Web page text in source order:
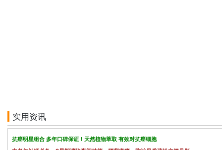
实用资讯
抗癌明星组合 多年口碑保证！天然植物萃取 有效对抗癌细胞